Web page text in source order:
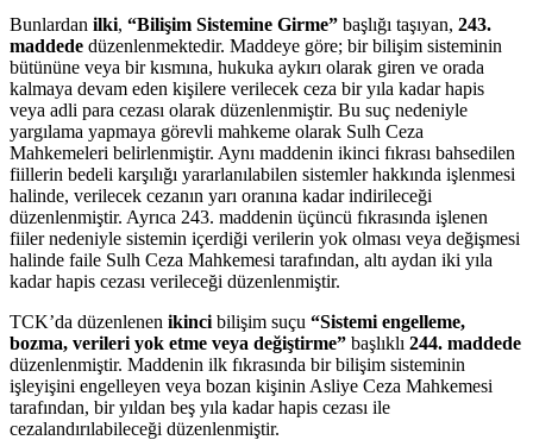
Bunlardan ilki, “Bilişim Sistemine Girme” başlığı taşıyan, 243.
maddede düzenlenmektedir. Maddeye göre; bir bilişim sisteminin
bütününe veya bir kısmına, hukuka aykırı olarak giren ve orada
kalmaya devam eden kişilere verilecek ceza bir yıla kadar hapis
veya adli para cezası olarak düzenlenmiştir. Bu suç nedeniyle
yargılama yapmaya görevli mahkeme olarak Sulh Ceza
Mahkemeleri belirlenmiştir. Aynı maddenin ikinci fıkrası bahsedilen
fiillerin bedeli karşılığı yararlanılabilen sistemler hakkında işlenmesi
halinde, verilecek cezanın yarı oranına kadar indirileceği
düzenlenmiştir. Ayrıca 243. maddenin üçüncü fıkrasında işlenen
fiiler nedeniyle sistemin içerdiği verilerin yok olması veya değişmesi
halinde faile Sulh Ceza Mahkemesi tarafından, altı aydan iki yıla
kadar hapis cezası verileceği düzenlenmiştir.
TCK’da düzenlenen ikinci bilişim suçu “Sistemi engelleme,
bozma, verileri yok etme veya değiştirme” başlıklı 244. maddede
düzenlenmiştir. Maddenin ilk fıkrasında bir bilişim sisteminin
işleyişini engelleyen veya bozan kişinin Asliye Ceza Mahkemesi
tarafından, bir yıldan beş yıla kadar hapis cezası ile
cezalandırılabileceği düzenlenmiştir.